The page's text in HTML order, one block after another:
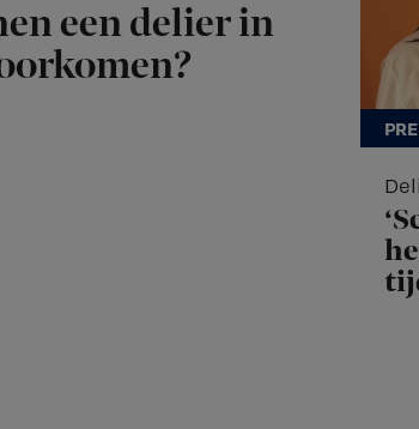
een delier in